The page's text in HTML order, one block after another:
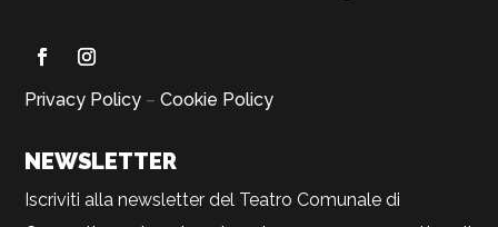
Privacy Policy –Cookie Policy
NEWSLETTER
Iscriviti alla newsletter del Teatro Comunale di